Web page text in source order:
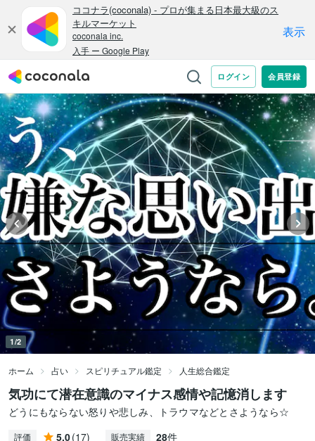
1/2
ホーム 占い スピリチュアル鑑定 人生総合鑑定
気功にて潜在意識のマイナス感情や記憶消します
どうにもならない怒りや悲しみ、トラウマなどとさようなら☆
評価 5.0(17) 販売実績 28件